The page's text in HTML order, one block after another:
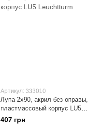
Артикул: 333010
Лупа 2х90, акрил без оправы,
пластмассовый корпус LU5
Leuchtturm
407 грн